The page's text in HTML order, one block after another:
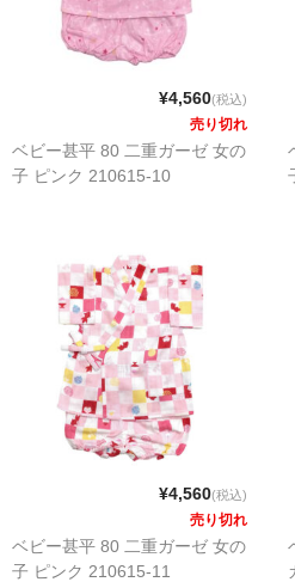
¥4,560(税込)
売り切れ
ベビー甚平 80 二重ガーゼ 女の
子 ピンク 210615-10
¥4,560(税込)
売り切れ
ベビー甚平 80 二重ガーゼ 女の
子 ピンク 210615-11